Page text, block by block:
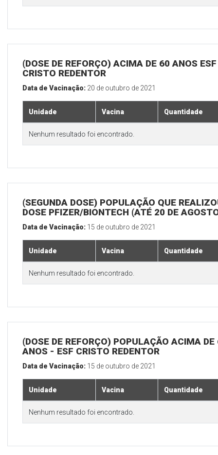
(DOSE DE REFORÇO) ACIMA DE 60 ANOS ESF
CRISTO REDENTOR
Data de Vacinação: 20 de outubro de 2021
Unidade Vacina Quantidade
Nenhum resultado foi encontrado.
(SEGUNDA DOSE) POPULAÇÃO QUE
DOSE PFIZER/BIONTECH (ATÉ 20 DE
Data de Vacinação: 15 de outubro de 2021
Unidade Vacina Quantidade
Nenhum resultado foi encontrado.
(DOSE DE REFORÇO) POPULAÇÃO ACIMA DE
ANOS - ESF CRISTO REDENTOR
Data de Vacinação: 15 de outubro de 2021
Unidade Vacina Quantidade
Nenhum resultado foi encontrado.